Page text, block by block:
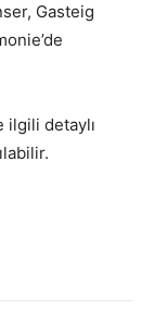
Gasteig
ilgili detaylı